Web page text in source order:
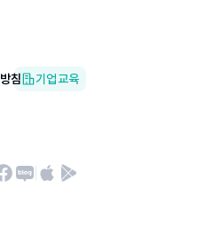
침 기업교육